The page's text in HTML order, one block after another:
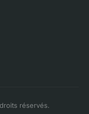
réservés.